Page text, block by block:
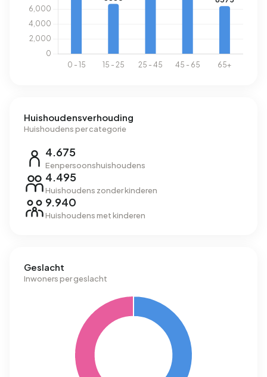
Huishoudensverhouding
Huishoudens per categorie
4.675
Eenpersoonshuishoudens
4.495
Huishoudens zonder kinderen
9.940
Huishoudens met kinderen
Geslacht
Inwoners per geslacht